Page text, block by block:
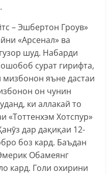
– Эшбертон Гроув»
«Арсенал» ва
шуд. Набарди
сурат гирифта,
яъне дастаи
он чунин
ки аллакай то
«Тоттенхэм Хотспур»
дар дақиқаи 12-
боз кард. Баъдан
Обамеянг
кард. Голи охирини